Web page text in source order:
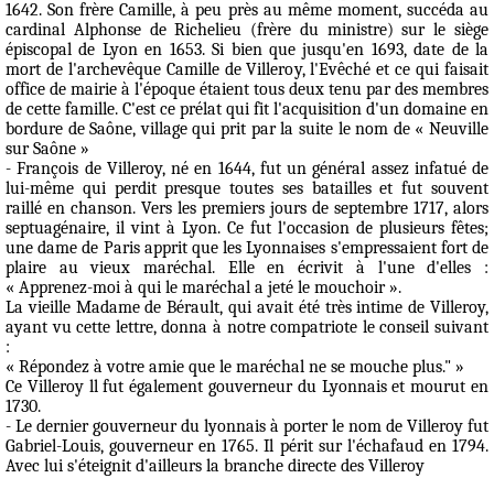
1642. Son frère Camille, à peu près au même moment, succéda au
cardinal Alphonse de Richelieu (frère du ministre) sur le siège
épiscopal de Lyon en 1653. Si bien que jusqu'en 1693, date de la
mort de l'archevêque Camille de Villeroy, l'Evêché et ce qui faisait
office de mairie à l'époque étaient tous deux tenu par des membres
de cette famille. C'est ce prélat qui fit l'acquisition d'un domaine en
bordure de Saône, village qui prit par la suite le nom de « Neuville
sur Saône »
-François de Villeroy, né en 1644, fut un général assez infatué de
lui-même qui perdit presque toutes ses batailles et fut souvent
raillé en chanson. Vers les premiers jours de septembre 1717, alors
septuagénaire, il vint à Lyon. Ce fut l'occasion de plusieurs fêtes;
une dame de Paris apprit que les Lyonnaises s'empressaient fort de
plaire au vieux maréchal. Elle en écrivit à l'une d'elles :
« Apprenez-moi à qui le maréchal a jeté le mouchoir ».
La vieille Madame de Bérault, qui avait été très intime de Villeroy,
ayant vu cette lettre, donna à notre compatriote le conseil suivant
:
« Répondez à votre amie que le maréchal ne se mouche plus." »
Ce Villeroy ll fut également gouverneur du Lyonnais et mourut en
1730.
- Le dernier gouverneur du lyonnais à porter le nom de Villeroy fut
Gabriel-Louis, gouverneur en 1765. Il périt sur l'échafaud en 1794.
Avec lui s'éteignit d'ailleurs la branche directe des Villeroy